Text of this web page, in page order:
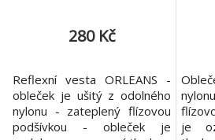
280 Kč
Reflexní vesta ORLEANS -
obleček je ušitý z odolného
nylonu - zateplený flízovou
podšívkou - obleček je
je